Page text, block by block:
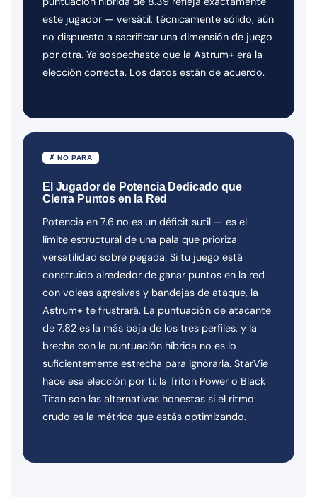
este jugador — versátil, técnicamente sólido, aún
no dispuesto a sacrificar una dimensión de juego
por otra. Ya sospechaste que la Astrum+ era la
elección correcta. Los datos están de acuerdo.
✗ NO PARA
El Jugador de Potencia Dedicado que
Cierra Puntos en la Red
Potencia en 7.6 no es un déficit sutil — es el
límite estructural de una pala que prioriza
versatilidad sobre pegada. Si tu juego está
construido alrededor de ganar puntos en la red
con voleas agresivas y bandejas de ataque, la
Astrum+ te frustrará. La puntuación de atacante
de 7.82 es la más baja de los tres perfiles, y la
brecha con la puntuación híbrida no es lo
suficientemente estrecha para ignorarla. StarVie
hace esa elección por ti: la Triton Power o Black
Titan son las alternativas honestas si el ritmo
crudo es la métrica que estás optimizando.